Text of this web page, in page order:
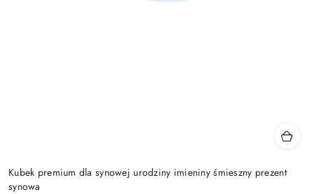
Kubek premium dla synowej urodziny imieniny śmieszny prezent
synowa